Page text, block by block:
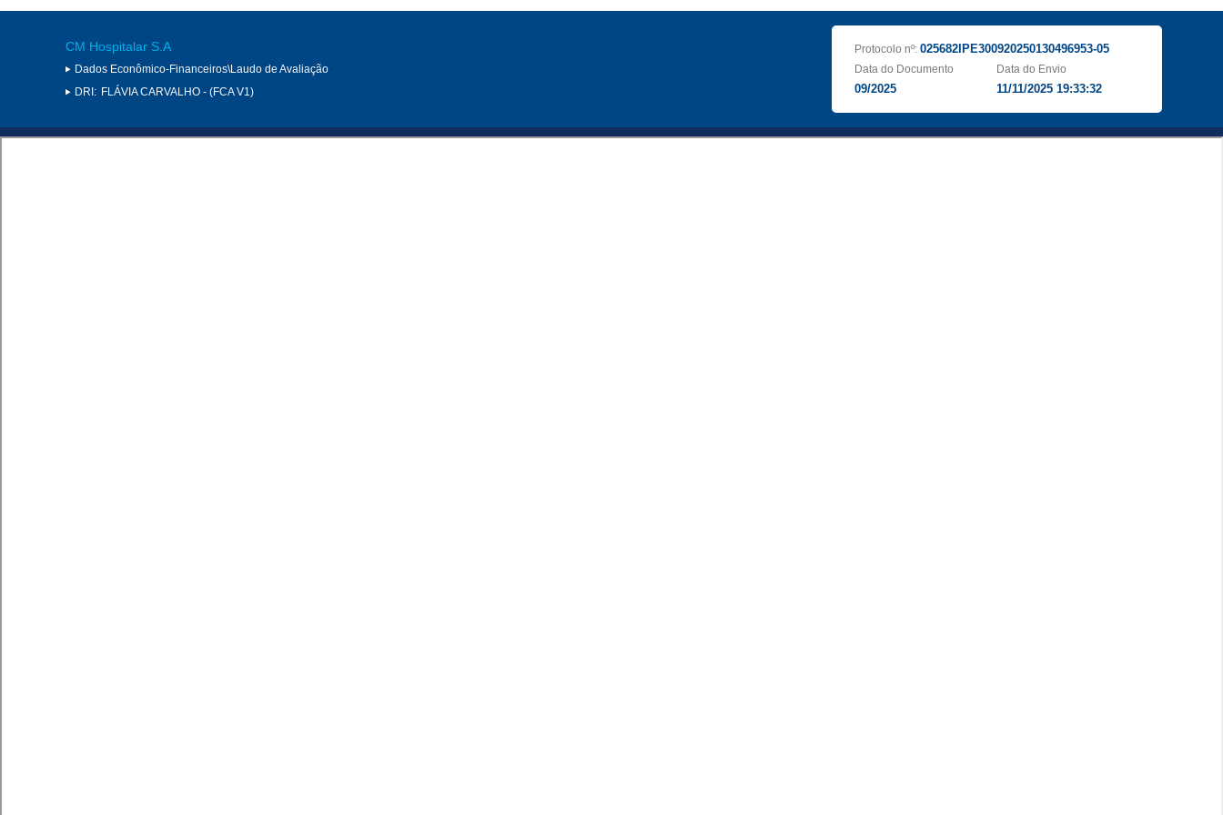
CM Hospitalar S.A
Dados Econômico-Financeiros\Laudo de Avaliação
DRI: FLÁVIA CARVALHO - (FCA V1)
Protocolo nº: 025682IPE300920250130496953-05
Data do Documento
09/2025
Data do Envio
11/11/2025 19:33:32